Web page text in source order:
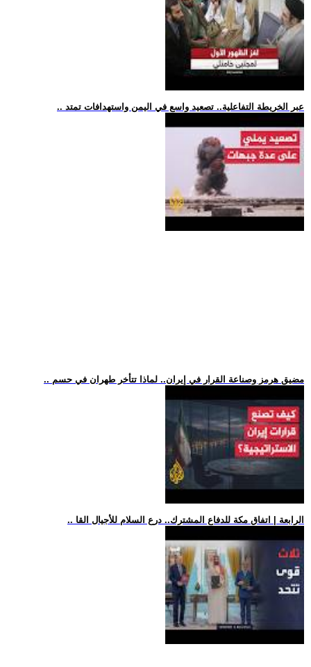
.. عبر الخريطة التفاعلية.. تصعيد واسع في اليمن واستهدافات تمتد
.. مضيق هرمز وصناعة القرار في إيران.. لماذا تتأخر طهران في حسم
.. الرابعة | اتفاق مكة للدفاع المشترك.. درع السلام للأجيال القا